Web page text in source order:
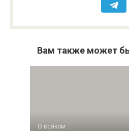
Вам также может
О всяком